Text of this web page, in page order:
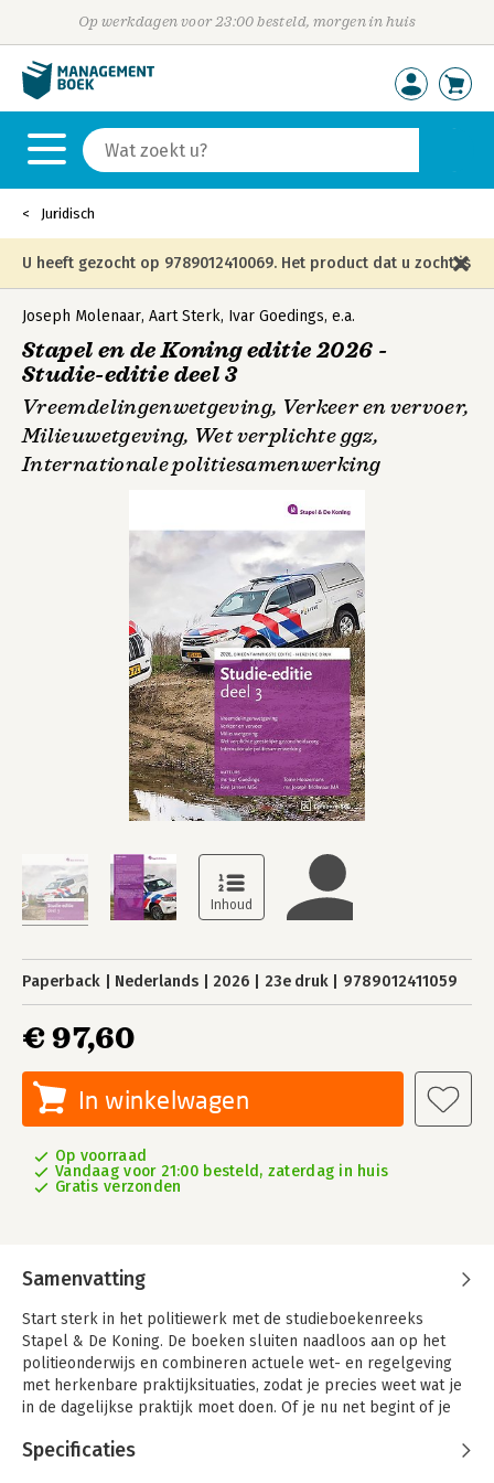
Op werkdagen voor 23:00 besteld, morgen in huis
Juridisch
U heeft gezocht op 9789012410069. Het product dat u zocht is
niet meer in die editie leverbaar en is vervangen door de
onderstaande editie.
Joseph Molenaar, Aart Sterk, Ivar Goedings, e.a.
Stapel en de Koning editie 2026 -
Studie-editie deel 3
Vreemdelingenwetgeving, Verkeer en vervoer,
Milieuwetgeving, Wet verplichte ggz,
Internationale politiesamenwerking
Paperback Nederlands 2026 23e druk 9789012411059
€ 97,60
In winkelwagen
Op voorraad
Vandaag voor 21:00 besteld, zaterdag in huis
Gratis verzonden
Samenvatting
Start sterk in het politiewerk met de studieboekenreeks
Stapel & De Koning. De boeken sluiten naadloos aan op het
politieonderwijs en combineren actuele wet- en regelgeving
met herkenbare praktijksituaties, zodat je precies weet wat je
in de dagelijkse praktijk moet doen. Of je nu net begint of je
aan een stevige juridische basis en professionele
Specificaties